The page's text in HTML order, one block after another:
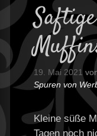
19. Mai 2021
Spuren von
Kleine süße
Tagen noch